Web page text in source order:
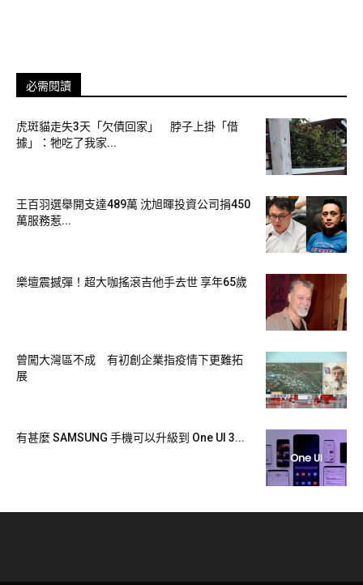
升級至 6.7 吋 2,778 x 1,284 解像度的超級 Retina XDR 螢幕，
預計在 11 月 6 日接受預訂的 iPhone 12 Pro Max（售價
$9,399 起），機身維持與前代接近的 78.1mm 寬度，因採用
新設計關係機身厚度更減至 7.4mm，亦保持 226g 機重。攝影
功能部份就更勝一籌，用上感光面積提升 47%、配備感光元件
像素 OIS 遠攝鏡、跟保留 1,200 萬像素 120°超廣角鏡。
必需閱讀
虎斑貓走失3天「欠債回家」 脖子上掛「借
據」：牠吃了我家...
王百羽選舉開支達489萬 沈旭暉投資公司捐450
萬服務惹...
樂壇震撼彈！超大咖搖滾吉他手去世 享年65歲
曾闖大灣區不成 有初創企業指疫情下更難拓
展
有甚麼 SAMSUNG 手機可以升級到 One UI 3...